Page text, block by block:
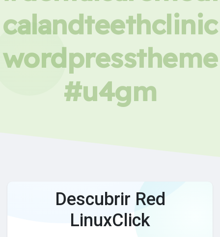
calandteethclinic
wordpresstheme
#u4gm
Descubrir Red
LinuxClick